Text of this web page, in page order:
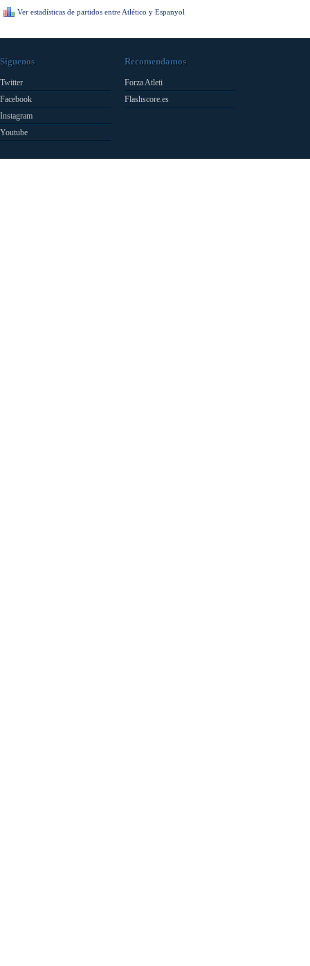
Ver estadísticas de partidos entre Atlético y Espanyol
Síguenos
Twitter
Facebook
Instagram
Youtube
Recomendamos
Forza Atleti
Flashscore.es